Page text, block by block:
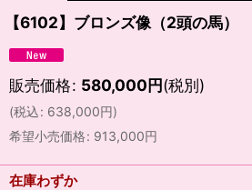
【6102】ブロンズ像（2頭の馬）
販売価格: 580,000円(税別)
(税込: 638,000円)
希望小売価格: 913,000円
在庫わずか